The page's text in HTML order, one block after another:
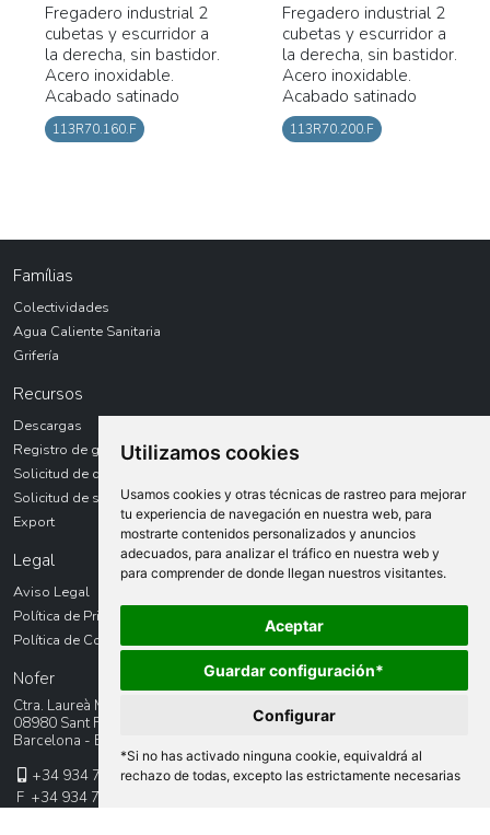
Utilizamos cookies
Usamos cookies y otras técnicas de rastreo para mejorar
tu experiencia de navegación en nuestra web, para
mostrarte contenidos personalizados y anuncios
adecuados, para analizar el tráfico en nuestra web y
para comprender de donde llegan nuestros visitantes.
Aceptar
Guardar configuración*
Configurar
*Si no has activado ninguna cookie, equivaldrá al
rechazo de todas, excepto las estrictamente necesarias
Fregadero industrial 2
cubetas y escurridor a
la derecha, sin bastidor.
Acero inoxidable.
Acabado satinado
113R70.160.F
Fregadero industrial 2
cubetas y escurridor a
la derecha, sin bastidor.
Acero inoxidable.
Acabado satinado
113R70.200.F
Famílias
Colectividades
Agua Caliente Sanitaria
Grifería
Recursos
Descargas
Registro de garantías
Solicitud de devolución
Solicitud de servicio técnico
Export
Legal
Aviso Legal
Política de Privacidad
Política de Cookies
Nofer
Ctra. Laureà Miró, 385-387
08980 Sant Feliu de LLobregat
Barcelona - España
+34 934 742 423
F +34 934 743 548